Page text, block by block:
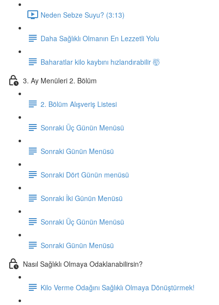
Neden Sebze Suyu? (3:13)
Daha Sağlıklı Olmanın En Lezzetli Yolu
Baharatlar kilo kaybını hızlandırabilir 🤯
3. Ay Menüleri 2. Bölüm
2. Bölüm Alışveriş Listesi
Sonraki Üç Günün Menüsü
Sonraki Günün Menüsü
Sonraki Dört Günün menüsü
Sonraki İki Günün Menüsü
Sonraki Üç Günün Menüsü
Sonraki Günün Menüsü
Nasıl Sağlıklı Olmaya Odaklanabilirsin?
Kilo Verme Odağını Sağlıklı Olmaya Dönüştürmek!